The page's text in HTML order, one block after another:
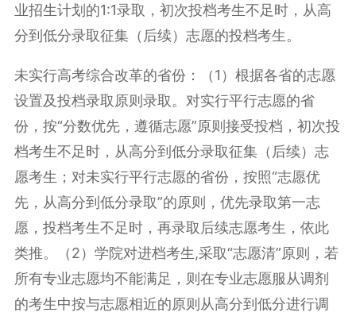
业招生计划的1:1录取，初次投档考生不足时，从高
分到低分录取征集（后续）志愿的投档考生。
未实行高考综合改革的省份：（1）根据各省的志愿
设置及投档录取原则录取。对实行平行志愿的省
份，按“分数优先，遵循志愿”原则接受投档，初次投
档考生不足时，从高分到低分录取征集（后续）志
愿考生；对未实行平行志愿的省份，按照“志愿优
先，从高分到低分录取”的原则，优先录取第一志
愿，投档考生不足时，再录取后续志愿考生，依此
类推。（2）学院对进档考生,采取“志愿清”原则，若
所有专业志愿均不能满足，则在专业志愿服从调剂
的考生中按与志愿相近的原则从高分到低分进行调